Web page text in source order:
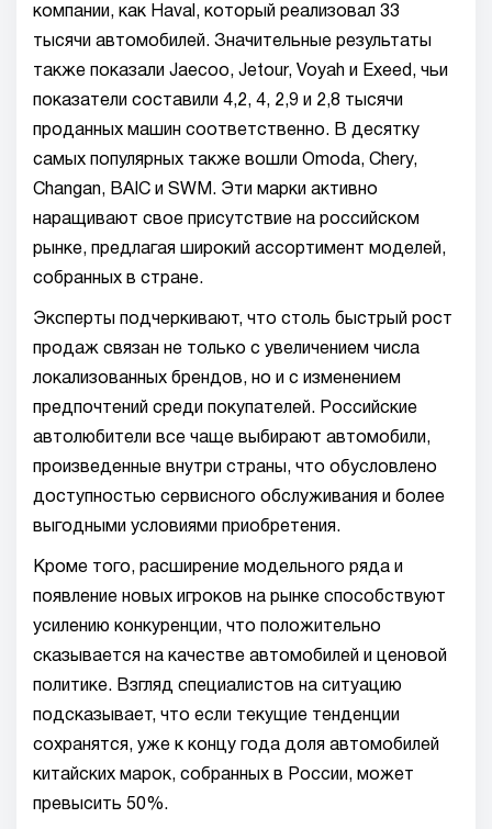
компании, как Haval, который реализовал 33
тысячи автомобилей. Значительные результаты
также показали Jaecoo, Jetour, Voyah и Exeed, чьи
показатели составили 4,2, 4, 2,9 и 2,8 тысячи
проданных машин соответственно. В десятку
самых популярных также вошли Omoda, Chery,
Changan, BAIC и SWM. Эти марки активно
наращивают свое присутствие на российском
рынке, предлагая широкий ассортимент моделей,
собранных в стране.
Эксперты подчеркивают, что столь быстрый рост
продаж связан не только с увеличением числа
локализованных брендов, но и с изменением
предпочтений среди покупателей. Российские
автолюбители все чаще выбирают автомобили,
произведенные внутри страны, что обусловлено
доступностью сервисного обслуживания и более
выгодными условиями приобретения.
Кроме того, расширение модельного ряда и
появление новых игроков на рынке способствуют
усилению конкуренции, что положительно
сказывается на качестве автомобилей и ценовой
политике. Взгляд специалистов на ситуацию
подсказывает, что если текущие тенденции
сохранятся, уже к концу года доля автомобилей
китайских марок, собранных в России, может
превысить 50%.